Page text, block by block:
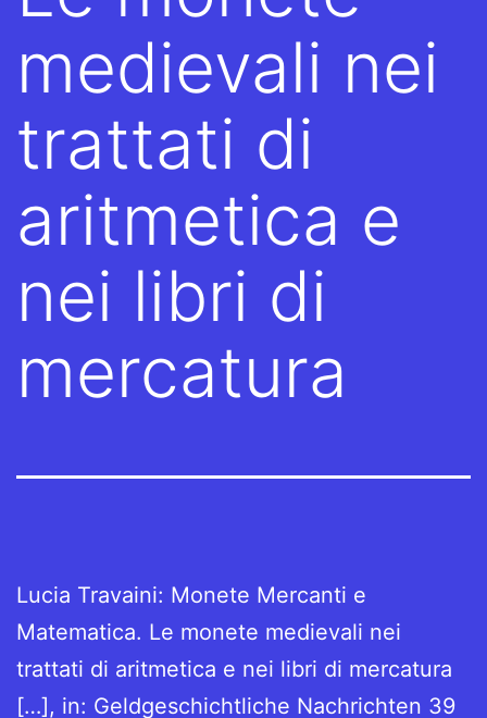
medievali nei
trattati di
aritmetica e
nei libri di
mercatura
Lucia Travaini: Monete Mercanti e
Matematica. Le monete medievali nei
trattati di aritmetica e nei libri di mercatura
[…], in: Geldgeschichtliche Nachrichten 39